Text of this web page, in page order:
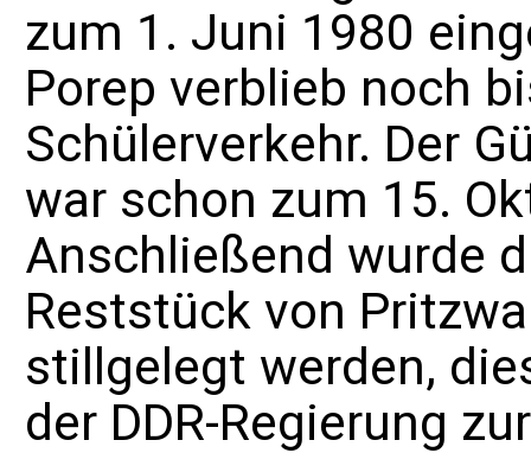
zum 1. Juni 1980
Porep verblieb noch
Schülerverkehr. Der
war schon zum 15.
Anschließend wurde
Reststück von
stillgelegt werden,
der DDR-Regierung